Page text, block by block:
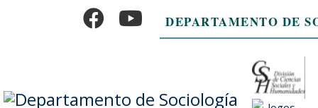
DEPARTAMENTO DE